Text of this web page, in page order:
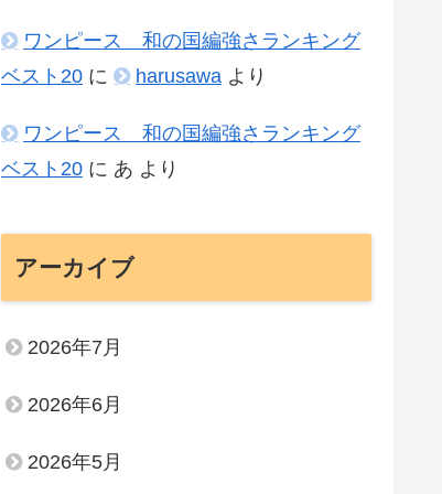
ワンピース 和の国編強さランキング
ベスト20 に harusawa より
ワンピース 和の国編強さランキング
ベスト20 に あ より
アーカイブ
2026年7月
2026年6月
2026年5月